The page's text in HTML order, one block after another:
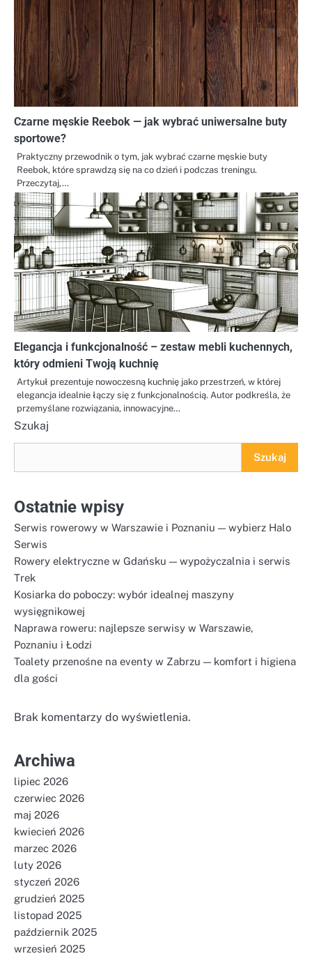
Czarne męskie Reebok — jak wybrać uniwersalne buty
sportowe?
Praktyczny przewodnik o tym, jak wybrać czarne męskie buty
Reebok, które sprawdzą się na co dzień i podczas treningu.
Przeczytaj,…
Elegancja i funkcjonalność – zestaw mebli kuchennych,
który odmieni Twoją kuchnię
Artykuł prezentuje nowoczesną kuchnię jako przestrzeń, w której
elegancja idealnie łączy się z funkcjonalnością. Autor podkreśla, że
przemyślane rozwiązania, innowacyjne…
Szukaj
Szukaj
Ostatnie wpisy
Serwis rowerowy w Warszawie i Poznaniu — wybierz Halo
Serwis
Rowery elektryczne w Gdańsku — wypożyczalnia i serwis
Trek
Kosiarka do poboczy: wybór idealnej maszyny
wysięgnikowej
Naprawa roweru: najlepsze serwisy w Warszawie,
Poznaniu i Łodzi
Toalety przenośne na eventy w Zabrzu — komfort i higiena
dla gości
Brak komentarzy do wyświetlenia.
Archiwa
lipiec 2026
czerwiec 2026
maj 2026
kwiecień 2026
marzec 2026
luty 2026
styczeń 2026
grudzień 2025
listopad 2025
październik 2025
wrzesień 2025